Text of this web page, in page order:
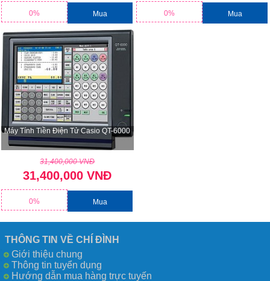
0% Mua 0% Mua
Máy Tính Tiền Điện Tử Casio QT-6000
31,400,000 VNĐ
31,400,000 VNĐ
0% Mua
THÔNG TIN VỀ CHÍ ĐÌNH
Giới thiệu chung
Thông tin tuyển dụng
Hướng dẫn mua hàng trực tuyến